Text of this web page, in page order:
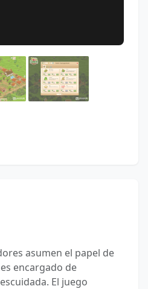
asumen el papel de
encargado de
El juego